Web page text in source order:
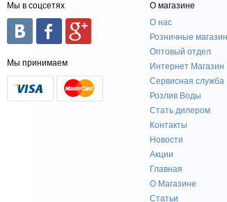
Мы в соцсетях
Мы принимаем
О магазине
О нас
Розничные
Оптовый отдел
Интернет Магазин
Сервисная служба
Розлив Воды
Стать дилером
Контакты
Новости
Акции
Главная
О Магазине
Статьи